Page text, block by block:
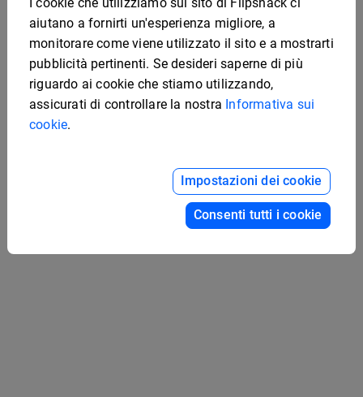
Modello modificabile di
opuscolo sulla strategia
di marketing
aiutano a fornirti un'esperienza migliore, a
monitorare come viene utilizzato il sito e a mostrarti
pubblicità pertinenti. Se desideri saperne di più
riguardo ai cookie che stiamo utilizzando,
assicurati di controllare la nostra Informativa sui
cookie.
Impostazioni dei cookie
Consenti tutti i cookie